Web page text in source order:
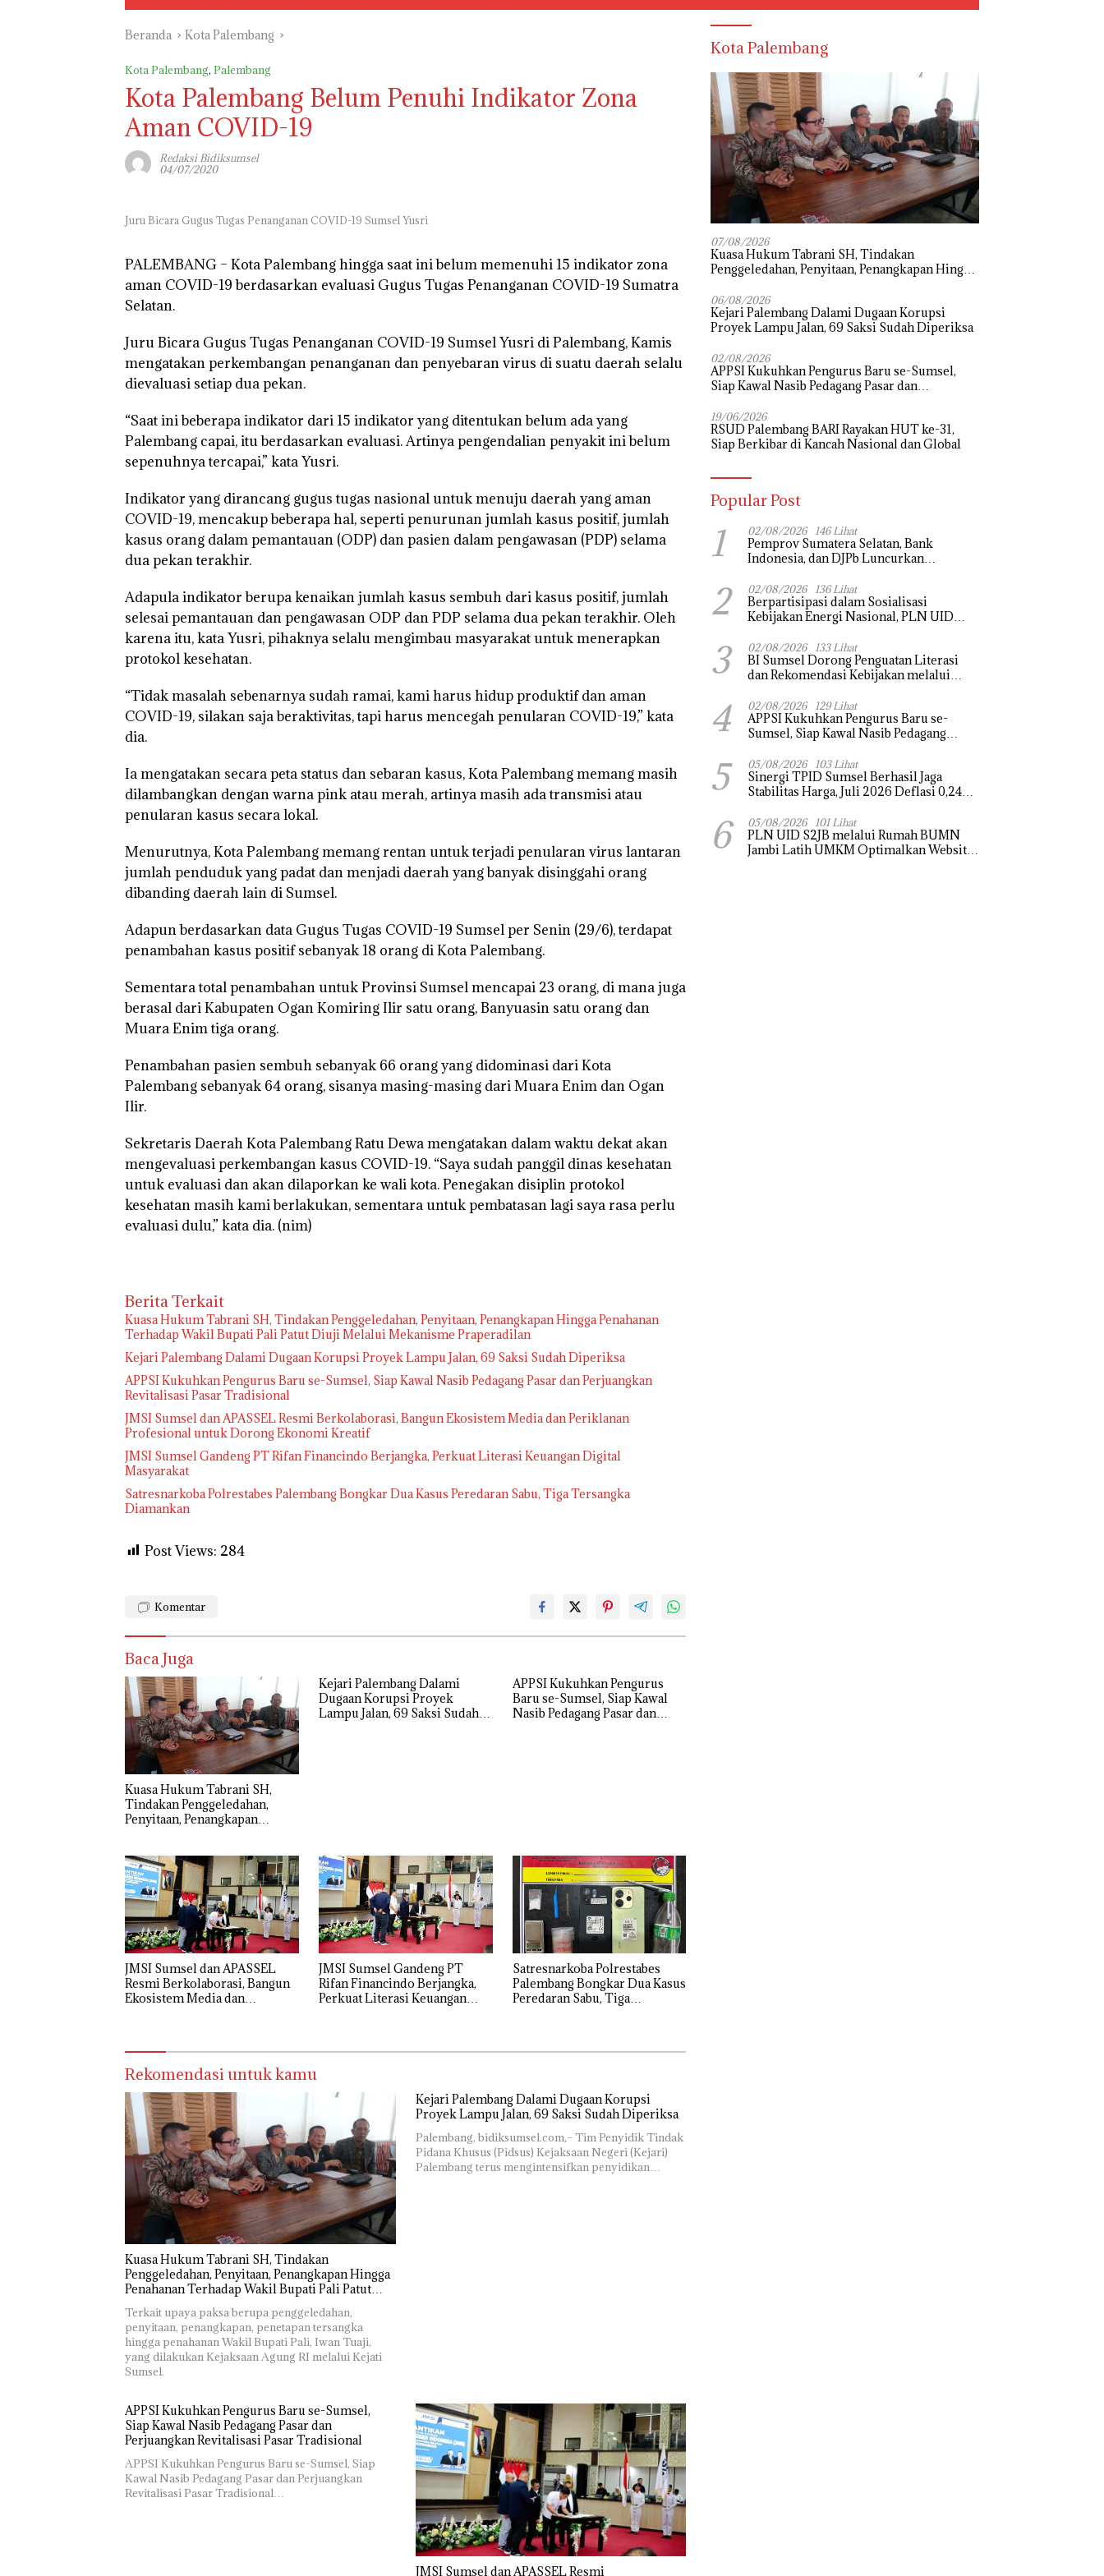
Beranda Kota Palembang
Kota Palembang, Palembang
Kota Palembang Belum Penuhi Indikator Zona
Aman COVID-19
Redaksi Bidiksumsel
04/07/2020
Juru Bicara Gugus Tugas Penanganan COVID-19 Sumsel Yusri
PALEMBANG – Kota Palembang hingga saat ini belum memenuhi 15 indikator zona
aman COVID-19 berdasarkan evaluasi Gugus Tugas Penanganan COVID-19 Sumatra
Selatan.
Juru Bicara Gugus Tugas Penanganan COVID-19 Sumsel Yusri di Palembang, Kamis
mengatakan perkembangan penanganan dan penyebaran virus di suatu daerah selalu
dievaluasi setiap dua pekan.
“Saat ini beberapa indikator dari 15 indikator yang ditentukan belum ada yang
Palembang capai, itu berdasarkan evaluasi. Artinya pengendalian penyakit ini belum
sepenuhnya tercapai,” kata Yusri.
Indikator yang dirancang gugus tugas nasional untuk menuju daerah yang aman
COVID-19, mencakup beberapa hal, seperti penurunan jumlah kasus positif, jumlah
kasus orang dalam pemantauan (ODP) dan pasien dalam pengawasan (PDP) selama
dua pekan terakhir.
Adapula indikator berupa kenaikan jumlah kasus sembuh dari kasus positif, jumlah
selesai pemantauan dan pengawasan ODP dan PDP selama dua pekan terakhir. Oleh
karena itu, kata Yusri, pihaknya selalu mengimbau masyarakat untuk menerapkan
protokol kesehatan.
“Tidak masalah sebenarnya sudah ramai, kami harus hidup produktif dan aman
COVID-19, silakan saja beraktivitas, tapi harus mencegah penularan COVID-19,” kata
dia.
Ia mengatakan secara peta status dan sebaran kasus, Kota Palembang memang masih
dilambangkan dengan warna pink atau merah, artinya masih ada transmisi atau
penularan kasus secara lokal.
Menurutnya, Kota Palembang memang rentan untuk terjadi penularan virus lantaran
jumlah penduduk yang padat dan menjadi daerah yang banyak disinggahi orang
dibanding daerah lain di Sumsel.
Adapun berdasarkan data Gugus Tugas COVID-19 Sumsel per Senin (29/6), terdapat
penambahan kasus positif sebanyak 18 orang di Kota Palembang.
Sementara total penambahan untuk Provinsi Sumsel mencapai 23 orang, di mana juga
berasal dari Kabupaten Ogan Komiring Ilir satu orang, Banyuasin satu orang dan
Muara Enim tiga orang.
Penambahan pasien sembuh sebanyak 66 orang yang didominasi dari Kota
Palembang sebanyak 64 orang, sisanya masing-masing dari Muara Enim dan Ogan
Ilir.
Sekretaris Daerah Kota Palembang Ratu Dewa mengatakan dalam waktu dekat akan
mengevaluasi perkembangan kasus COVID-19. “Saya sudah panggil dinas kesehatan
untuk evaluasi dan akan dilaporkan ke wali kota. Penegakan disiplin protokol
kesehatan masih kami berlakukan, sementara untuk pembatasan lagi saya rasa perlu
evaluasi dulu,” kata dia. (nim)
Berita Terkait
‎Kuasa Hukum Tabrani SH, Tindakan Penggeledahan, Penyitaan, Penangkapan Hingga Penahanan
Terhadap Wakil Bupati Pali Patut Diuji Melalui Mekanisme Praperadilan
Kejari Palembang Dalami Dugaan Korupsi Proyek Lampu Jalan, 69 Saksi Sudah Diperiksa
APPSI Kukuhkan Pengurus Baru se-Sumsel, Siap Kawal Nasib Pedagang Pasar dan Perjuangkan
Revitalisasi Pasar Tradisional
JMSI Sumsel dan APASSEL Resmi Berkolaborasi, Bangun Ekosistem Media dan Periklanan
Profesional untuk Dorong Ekonomi Kreatif
JMSI Sumsel Gandeng PT Rifan Financindo Berjangka, Perkuat Literasi Keuangan Digital
Masyarakat
Satresnarkoba Polrestabes Palembang Bongkar Dua Kasus Peredaran Sabu, Tiga Tersangka
Diamankan
Post Views: 284
Komentar
Baca Juga
‎Kuasa Hukum Tabrani SH,
Tindakan Penggeledahan,
Penyitaan, Penangkapan
Melalui Mekanisme
Praperadilan
Kejari Palembang Dalami
Dugaan Korupsi Proyek
Lampu Jalan, 69 Saksi Sudah
APPSI Kukuhkan Pengurus
Baru se-Sumsel, Siap Kawal
Nasib Pedagang Pasar dan
JMSI Sumsel dan APASSEL
Resmi Berkolaborasi, Bangun
Ekosistem Media dan
JMSI Sumsel Gandeng PT
Rifan Financindo Berjangka,
Perkuat Literasi Keuangan
Satresnarkoba Polrestabes
Palembang Bongkar Dua Kasus
Peredaran Sabu, Tiga
Rekomendasi untuk kamu
‎Kuasa Hukum Tabrani SH, Tindakan
Penggeledahan, Penyitaan, Penangkapan Hingga
Penahanan Terhadap Wakil Bupati Pali Patut
Diuji Melalui Mekanisme Praperadilan
Terkait upaya paksa berupa penggeledahan,
penyitaan, penangkapan, penetapan tersangka
hingga penahanan Wakil Bupati Pali, Iwan Tuaji,
yang dilakukan Kejaksaan Agung RI melalui Kejati
Sumsel.
Kejari Palembang Dalami Dugaan Korupsi
Proyek Lampu Jalan, 69 Saksi Sudah Diperiksa
Palembang, bidiksumsel.com,– Tim Penyidik Tindak
Pidana Khusus (Pidsus) Kejaksaan Negeri (Kejari)
Palembang terus mengintensifkan penyidikan…
APPSI Kukuhkan Pengurus Baru se-Sumsel,
Siap Kawal Nasib Pedagang Pasar dan
Perjuangkan Revitalisasi Pasar Tradisional
APPSI Kukuhkan Pengurus Baru se-Sumsel, Siap
Kawal Nasib Pedagang Pasar dan Perjuangkan
Revitalisasi Pasar Tradisional…
JMSI Sumsel dan APASSEL Resmi
Kota Palembang
07/08/2026
‎Kuasa Hukum Tabrani SH, Tindakan
Penggeledahan, Penyitaan, Penangkapan Hingga
Diuji Melalui Mekanisme Praperadilan
06/08/2026
Kejari Palembang Dalami Dugaan Korupsi
Proyek Lampu Jalan, 69 Saksi Sudah Diperiksa
02/08/2026
APPSI Kukuhkan Pengurus Baru se-Sumsel,
Siap Kawal Nasib Pedagang Pasar dan
19/06/2026
RSUD Palembang BARI Rayakan HUT ke-31,
Siap Berkibar di Kancah Nasional dan Global
Popular Post
1 02/08/2026 146 Lihat
Pemprov Sumatera Selatan, Bank
Indonesia, dan DJPb Luncurkan
untuk Perkuat Ketahanan Pangan dan
Pengendalian Inflasi
2 02/08/2026 136 Lihat
Berpartisipasi dalam Sosialisasi
Kebijakan Energi Nasional, PLN UID
Listrik
3 02/08/2026 133 Lihat
BI Sumsel Dorong Penguatan Literasi
dan Rekomendasi Kebijakan melalui
Essay 3rd Sriwijaya Economic Forum
2026
4 02/08/2026 129 Lihat
APPSI Kukuhkan Pengurus Baru se-
Sumsel, Siap Kawal Nasib Pedagang
Tradisional
5 05/08/2026 103 Lihat
Sinergi TPID Sumsel Berhasil Jaga
Stabilitas Harga, Juli 2026 Deflasi 0,24
Tahun Ajaran Baru
6 05/08/2026 101 Lihat
PLN UID S2JB melalui Rumah BUMN
Jambi Latih UMKM Optimalkan Website